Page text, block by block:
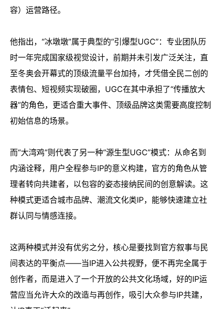
容）运营路径。
他指出，“冰墩墩”属于典型的“引爆型UGC”：专业团队历
时一年完成国家级视觉设计，前期并未引发广泛关注，直
至冬奥会开幕式的顶级流量平台加持，才凭借全民二创的
表情包、短视频实现破圈，UGC在其中承担了“传播放大
器”的角色，更适合重大事件、顶级品牌这类需要高度控制
初始信息的场景。
而“大湾鸡”则代表了另一种“源生型UGC”模式：从命名到
内涵诠释，用户全程参与IP的意义构建，官方的角色从管
理者转向共建者，以包容的姿态接纳民间的创意解读。这
种模式更适合城市品牌、潮流文化类IP，能够快速建立社
群认同与情感连接。
这两种模式并没有优劣之分，核心是要找到官方叙事与民
间表达的平衡点——当IP进入公共视野，便不再完全属于
创作者，而是进入了一个开放的公共文化场域，好的IP运
营应当允许大众的改造与再创作，吸引大众参与IP共建，